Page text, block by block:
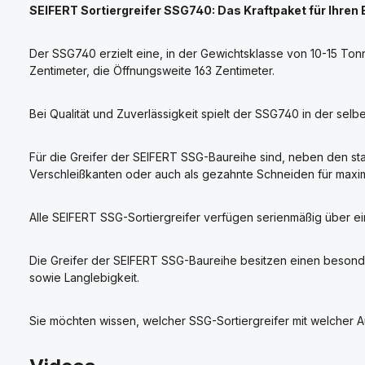
SEIFERT Sortiergreifer SSG740: Das Kraftpaket für Ihren
Der SSG740 erzielt eine, in der Gewichtsklasse von 10-15
Zentimeter, die Öffnungsweite 163 Zentimeter.
Bei Qualität und Zuverlässigkeit spielt der SSG740 in der
Für die Greifer der SEIFERT SSG-Baureihe sind, neben den
Verschleißkanten oder auch als gezahnte Schneiden für
Alle SEIFERT SSG-Sortiergreifer verfügen serienmäßig über
Die Greifer der SEIFERT SSG-Baureihe besitzen einen
sowie Langlebigkeit.
Sie möchten wissen, welcher SSG-Sortiergreifer mit welcher